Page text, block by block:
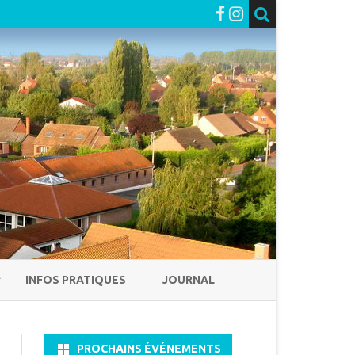
INFOS PRATIQUES JOURNAL
PROCHAINS ÉVÉNEMENTS